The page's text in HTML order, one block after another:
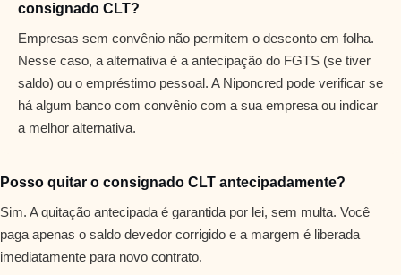
consignado CLT?
Empresas sem convênio não permitem o desconto em folha.
Nesse caso, a alternativa é a antecipação do FGTS (se tiver
saldo) ou o empréstimo pessoal. A Niponcred pode verificar se
há algum banco com convênio com a sua empresa ou indicar
a melhor alternativa.
Posso quitar o consignado CLT antecipadamente?
Sim. A quitação antecipada é garantida por lei, sem multa. Você
paga apenas o saldo devedor corrigido e a margem é liberada
imediatamente para novo contrato.